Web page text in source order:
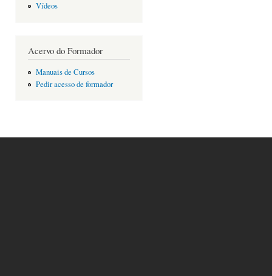
Vídeos
Acervo do Formador
Manuais de Cursos
Pedir acesso de formador